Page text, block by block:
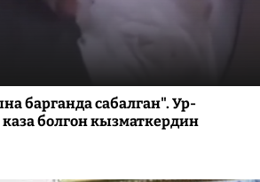
барганда сабалган". Ур-
болгон кызматкердин